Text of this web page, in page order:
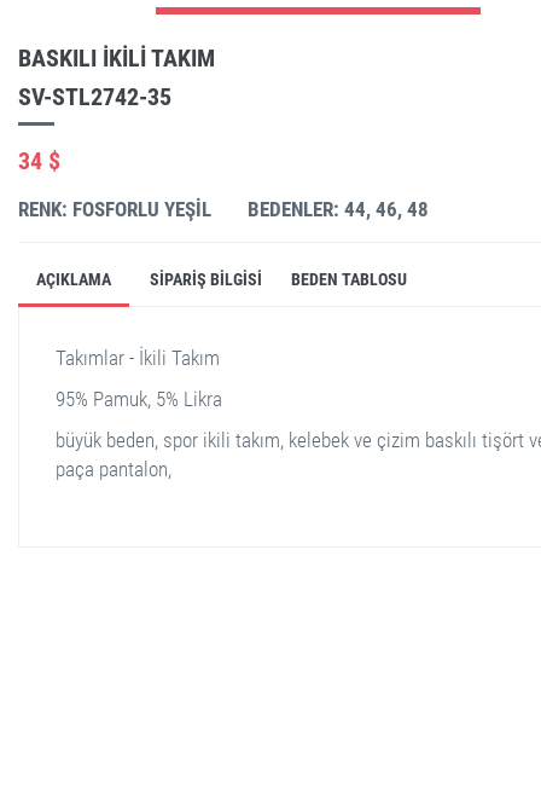
BASKILI IKILI TAKIM
SV-STL2742-35
34 $
RENK: FOSFORLU YEŞIL BEDENLER: 44, 46, 48
AÇIKLAMA SIPARIŞ BILGISI BEDEN TABLOSU
Takımlar - İkili Takım
95% Pamuk, 5% Likra
büyük beden, spor ikili takım, kelebek ve çizim baskılı tişört
paça pantalon,